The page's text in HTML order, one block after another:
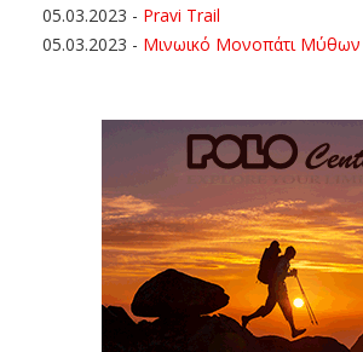
05.03.2023 - Pravi Trail
05.03.2023 - Μινωικό Μονοπάτι